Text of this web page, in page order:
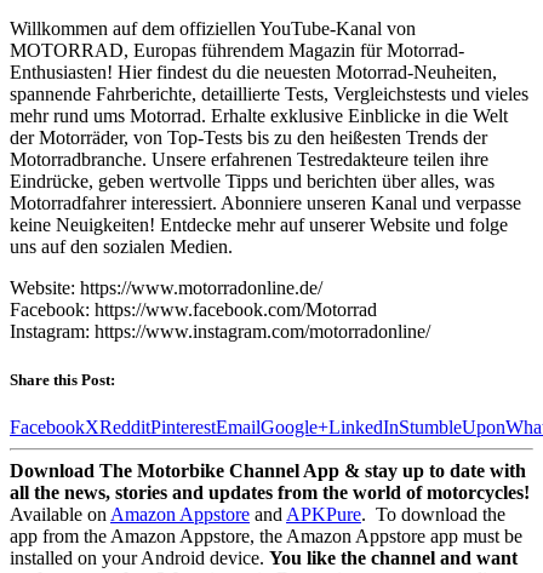
Willkommen auf dem offiziellen YouTube-Kanal von
MOTORRAD, Europas führendem Magazin für Motorrad-
Enthusiasten! Hier findest du die neuesten Motorrad-Neuheiten,
spannende Fahrberichte, detaillierte Tests, Vergleichstests und vieles
mehr rund ums Motorrad. Erhalte exklusive Einblicke in die Welt
der Motorräder, von Top-Tests bis zu den heißesten Trends der
Motorradbranche. Unsere erfahrenen Testredakteure teilen ihre
Eindrücke, geben wertvolle Tipps und berichten über alles, was
Motorradfahrer interessiert. Abonniere unseren Kanal und verpasse
keine Neuigkeiten! Entdecke mehr auf unserer Website und folge
uns auf den sozialen Medien.
Website: https://www.motorradonline.de/
Facebook: https://www.facebook.com/Motorrad
Instagram: https://www.instagram.com/motorradonline/
Share this Post:
FacebookXRedditPinterestEmailGoogle+LinkedInStumbleUpon
Download The Motorbike Channel App & stay up to date with
all the news, stories and updates from the world of motorcycles!
Available on Amazon Appstore and APKPure. To download the
app from the Amazon Appstore, the Amazon Appstore app must be
installed on your Android device. You like the channel and want